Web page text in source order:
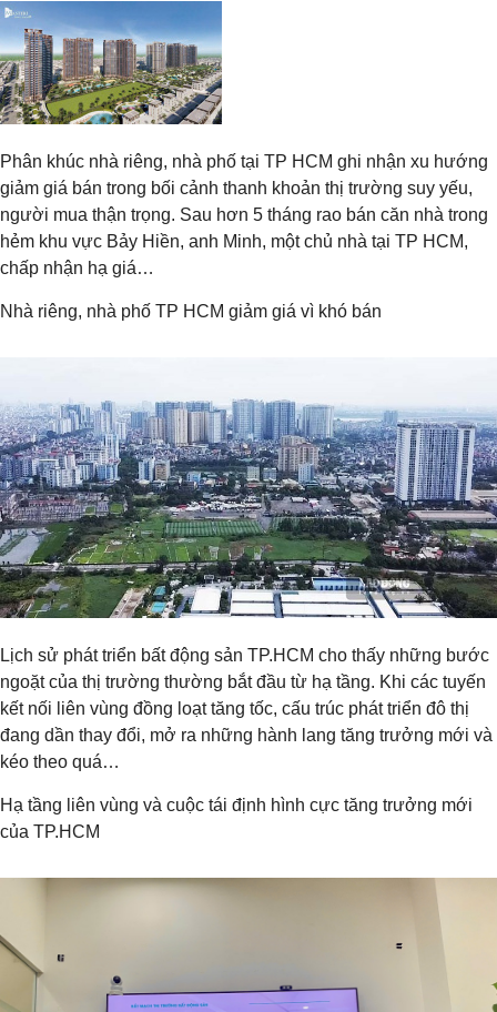
Phân khúc nhà riêng, nhà phố tại TP HCM ghi nhận xu hướng
giảm giá bán trong bối cảnh thanh khoản thị trường suy yếu,
người mua thận trọng. Sau hơn 5 tháng rao bán căn nhà trong
hẻm khu vực Bảy Hiền, anh Minh, một chủ nhà tại TP HCM,
chấp nhận hạ giá…
Nhà riêng, nhà phố TP HCM giảm giá vì khó bán
Lịch sử phát triển bất động sản TP.HCM cho thấy những bước
ngoặt của thị trường thường bắt đầu từ hạ tầng. Khi các tuyến
kết nối liên vùng đồng loạt tăng tốc, cấu trúc phát triển đô thị
đang dần thay đổi, mở ra những hành lang tăng trưởng mới và
kéo theo quá…
Hạ tầng liên vùng và cuộc tái định hình cực tăng trưởng mới
của TP.HCM